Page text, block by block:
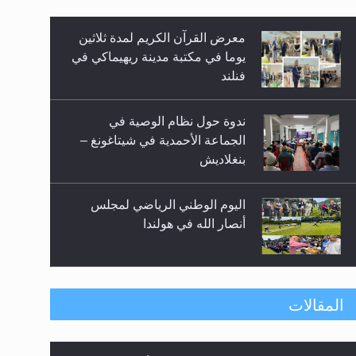
معرض القرآن الكريم لمدة ثلاثين
يوما في مكتبة مدينة ريهيماكي في
فنلند
ندوة حول نظام الوصية في
الجماعة الأحمدية في شيتاغونغ –
بنغلاديش
اليوم الوطني الرياضي لمجلس
أنصار الله في هولندا
إتمام حفظ القرآن الكريم لثلاثة
المقالات